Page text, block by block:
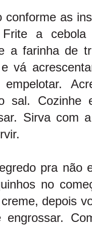
conforme as
a
a farinha de
vá
sal. Cozinhe
Sirva com
pra não
no
depois